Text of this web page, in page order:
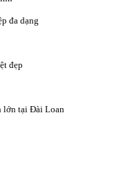
đa dạng
đẹp
lớn tại Đài Loan